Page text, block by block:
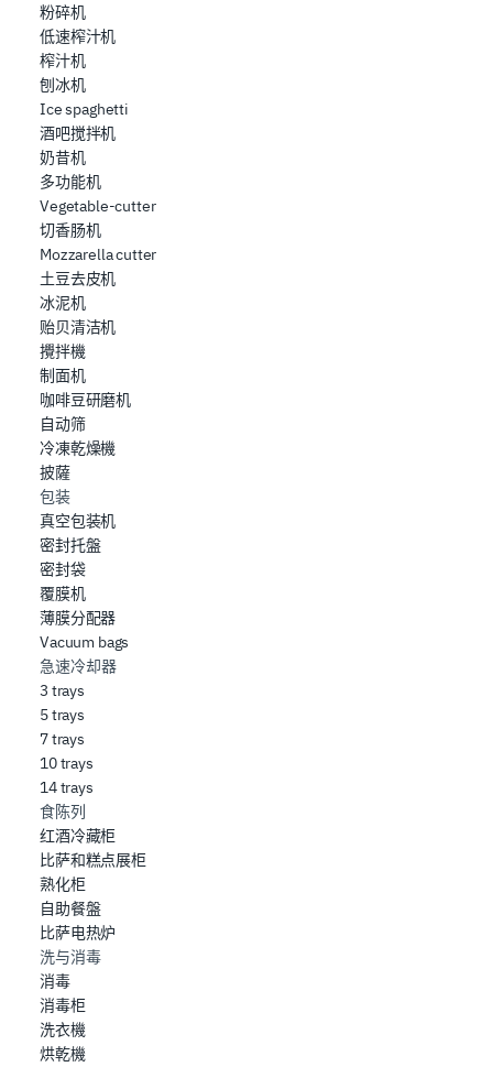
粉碎机
低速榨汁机
榨汁机
刨冰机
Ice spaghetti
酒吧搅拌机
奶昔机
多功能机
Vegetable-cutter
切香肠机
Mozzarella cutter
土豆去皮机
冰泥机
贻贝清洁机
攪拌機
制面机
咖啡豆研磨机
自动筛
冷凍乾燥機
披薩
包装
真空包装机
密封托盤
密封袋
覆膜机
薄膜分配器
Vacuum bags
急速冷却器
3 trays
5 trays
7 trays
10 trays
14 trays
食陈列
红酒冷藏柜
比萨和糕点展柜
熟化柜
自助餐盤
比萨电热炉
洗与消毒
消毒
消毒柜
洗衣機
烘乾機